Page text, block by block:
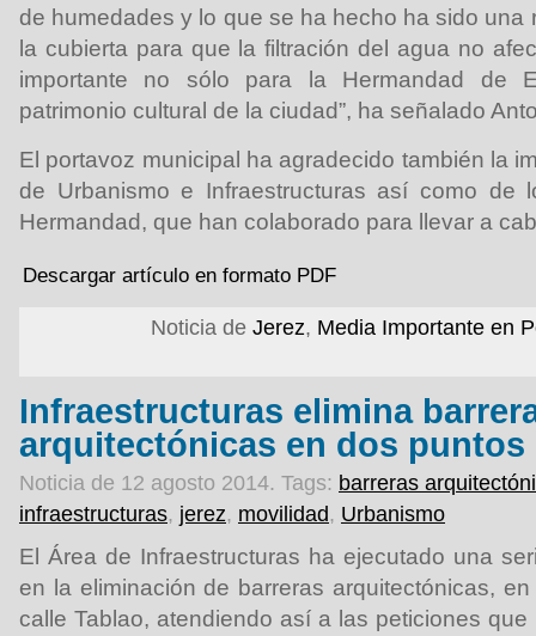
de humedades y lo que se ha hecho ha sido una
la cubierta para que la filtración del agua no
importante no sólo para la Hermandad de
patrimonio cultural de la ciudad”, ha señalado
El portavoz municipal ha agradecido también la
de Urbanismo e Infraestructuras así como de
Hermandad, que han colaborado para llevar a
Descargar artículo en formato PDF
Noticia de Jerez, Media Importante en
Infraestructuras elimina
arquitectónicas en dos puntos
Noticia de 12 agosto 2014. Tags: barreras
infraestructuras, jerez, movilidad , Urbanismo
El Área de Infraestructuras ha ejecutado una
en la eliminación de barreras arquitectónicas,
calle Tablao, atendiendo así a las peticiones